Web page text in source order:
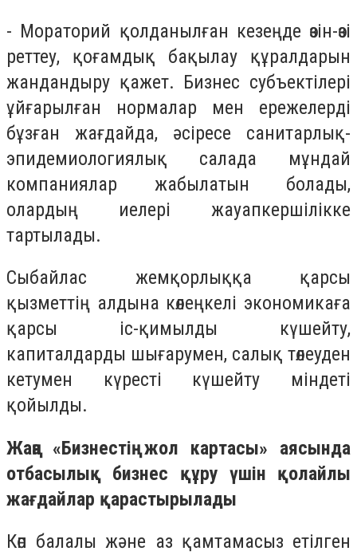
- Мораторий қолданылған кезеңде өзін-өзі
реттеу, қоғамдық бақылау құралдарын
жандандыру қажет. Бизнес субъектілері
ұйғарылған нормалар мен ережелерді
бұзған жағдайда, әсіресе санитарлық-
эпидемиологиялық салада мұндай
компаниялар жабылатын болады,
олардың иелері жауапкершілікке
тартылады.
Сыбайлас жемқорлыққа қарсы
қызметтің алдына көлеңкелі экономикаға
қарсы іс-қимылды күшейту,
капиталдарды шығарумен, салық төлеуден
кетумен күресті күшейту міндеті
қойылды.
Жаңа «Бизнестің жол картасы» аясында
отбасылық бизнес құру үшін қолайлы
жағдайлар қарастырылады
Көп балалы және аз қамтамасыз етілген